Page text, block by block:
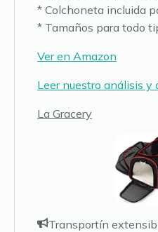
* Colchoneta incluida
* Tamaños para todo
Ver en Amazon
Leer nuestro análisis y
La Gracery
Transportín